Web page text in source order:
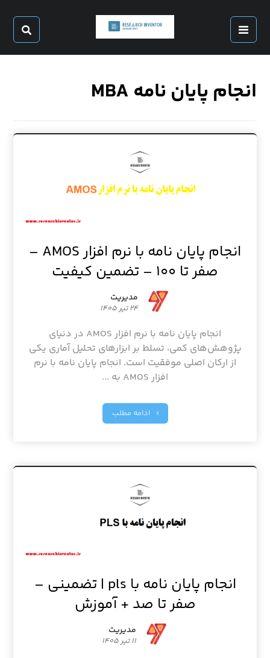
انجام پایان نامه MBA
انجام پایان نامه با نرم افزار AMOS –
صفر تا ۱۰۰ – تضمین کیفیت
مدیریت
۲۴ تیر ۱۴۰۵
انجام پایان نامه با نرم افزار AMOS در دنیای
پژوهش‌های کمی، تسلط بر ابزارهای تحلیل آماری یکی
از ارکان اصلی موفقیت است. انجام پایان نامه با نرم
افزار AMOS به ...
ادامه مطلب
انجام پایان نامه با pls | تضمینی –
صفر تا صد + آموزش
مدیریت
۱۱ تیر ۱۴۰۵